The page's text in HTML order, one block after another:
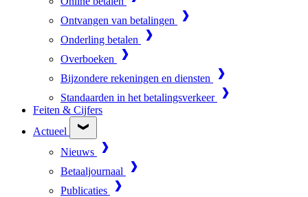
Ontvangen van betalingen
Onderling betalen
Overboeken
Bijzondere rekeningen en diensten
Standaarden in het betalingsverkeer
Feiten & Cijfers
Actueel
Nieuws
Betaaljournaal
Publicaties